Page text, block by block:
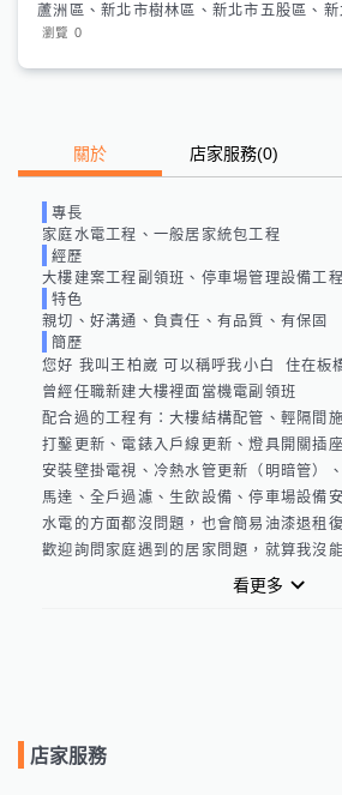
蘆洲區、新北市樹林區、新北市五股區、新
瀏覽 0
關於 店家服務(0)
專長
家庭水電工程、一般居家統包工程
經歷
大樓建案工程副領班、停車場管理設備工
特色
親切、好溝通、負責任、有品質、有保固
簡歷
您好 我叫王柏崴 可以稱呼我小白  住在板
曾經任職新建大樓裡面當機電副領班
配合過的工程有：大樓結構配管、輕隔間
打鑿更新、電錶入戶線更新、燈具開關插
安裝壁掛電視、冷熱水管更新（明暗管）
馬達、全戶過濾、生飲設備、停車場設備
水電的方面都沒問題，也會簡易油漆退租
歡迎詢問家庭遇到的居家問題，就算我沒
份意見，身邊很多工班可以盡力幫你完成
看更多
店家服務